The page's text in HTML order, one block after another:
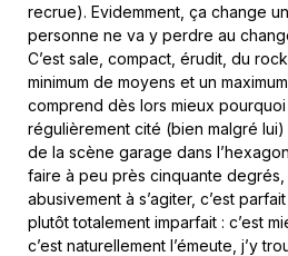
recrue). Evidemment, ça change
personne ne va y perdre au
C’est sale, compact, érudit, du
minimum de moyens et un
comprend dès lors mieux
régulièrement cité (bien malgré lui)
de la scène garage dans
faire à peu près cinquante degrés,
abusivement à s’agiter, c’est
plutôt totalement imparfait : c’est
c’est naturellement l’émeute, j’y